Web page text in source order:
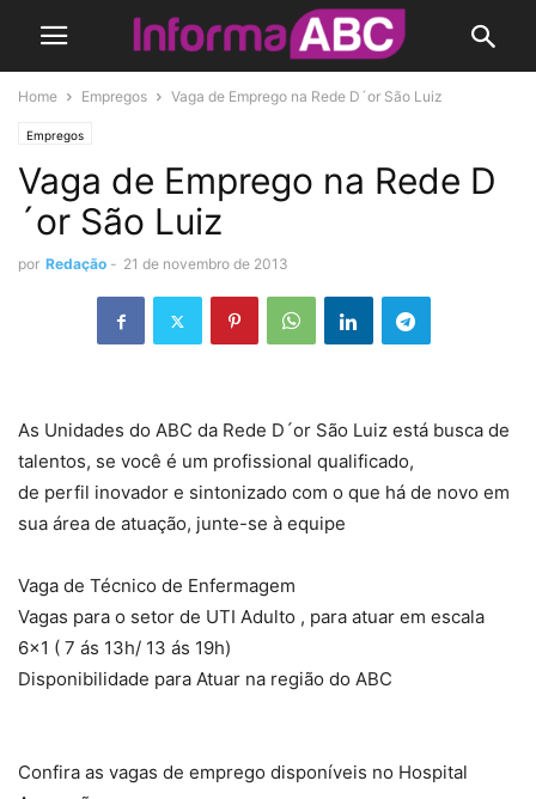
Home Empregos Vaga de Emprego na Rede D´or São Luiz
Empregos
Vaga de Emprego na Rede D
´or São Luiz
por Redação - 21 de novembro de 2013
As Unidades do ABC da Rede D´or São Luiz está busca de
talentos, se você é um profissional qualificado,
de perfil inovador e sintonizado com o que há de novo em
sua área de atuação, junte-se à equipe
Vaga de Técnico de Enfermagem
Vagas para o setor de UTI Adulto , para atuar em escala
6×1 ( 7 ás 13h/ 13 ás 19h)
Disponibilidade para Atuar na região do ABC
Confira as vagas de emprego disponíveis no Hospital